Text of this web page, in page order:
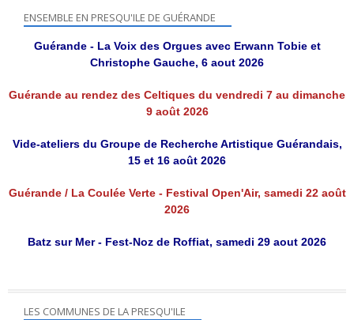
ENSEMBLE EN PRESQU'ILE DE GUÉRANDE
Guérande - La Voix des Orgues avec Erwann Tobie et
Christophe Gauche, 6 aout 2026
Guérande au rendez des Celtiques du vendredi 7 au dimanche
9 août 2026
Vide-ateliers du Groupe de Recherche Artistique Guérandais,
15 et 16 août 2026
Guérande / La Coulée Verte - Festival Open'Air, samedi 22 août
2026
Batz sur Mer - Fest-Noz de Roffiat, samedi 29 aout 2026
LES COMMUNES DE LA PRESQU'ILE